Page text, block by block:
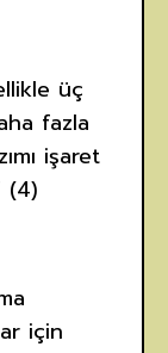
üç
fazla
işaret
(4)
için